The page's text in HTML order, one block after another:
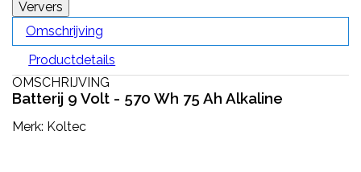
Omschrijving
Productdetails
OMSCHRIJVING
Batterij 9 Volt - 570 Wh 75 Ah Alkaline
Merk: Koltec